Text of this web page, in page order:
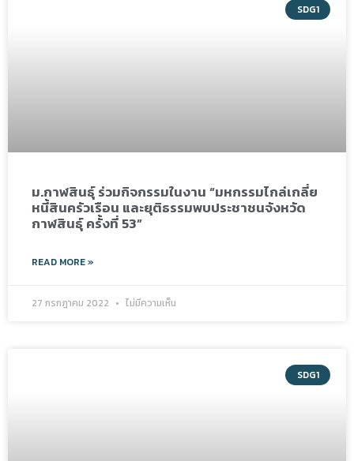
SDG1
ม.กาฬสินธุ์ ร่วมกิจกรรมในงาน “มหกรรมไกล่เกลี่ย
หนี้สินครัวเรือน และยุติธรรมพบประชาชนจังหวัด
กาฬสินธุ์ ครั้งที่ 53”
READ MORE »
27 กรกฎาคม 2022 ไม่มีความเห็น
SDG1